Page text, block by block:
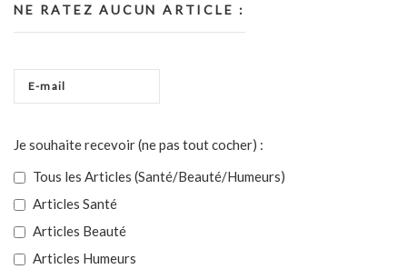
NE RATEZ AUCUN ARTICLE :
Je souhaite recevoir (ne pas tout cocher) :
Tous les Articles (Santé/Beauté/Humeurs)
Articles Santé
Articles Beauté
Articles Humeurs